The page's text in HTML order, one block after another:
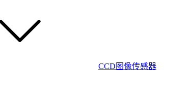
CCD图像传感器